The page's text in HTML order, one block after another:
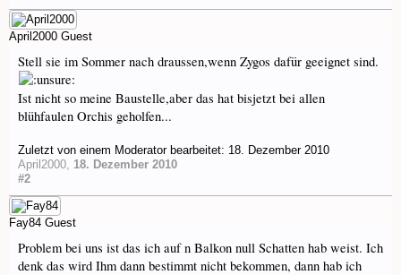
April2000 Guest
Stell sie im Sommer nach draussen,wenn Zygos dafür geeignet sind.
Ist nicht so meine Baustelle,aber das hat bisjetzt bei allen
blühfaulen Orchis geholfen...
Zuletzt von einem Moderator bearbeitet: 18. Dezember 2010
April2000, 18. Dezember 2010
#2
Fay84 Guest
Problem bei uns ist das ich auf n Balkon null Schatten hab weist. Ich
denk das wird Ihm dann bestimmt nicht bekommen, dann hab ich